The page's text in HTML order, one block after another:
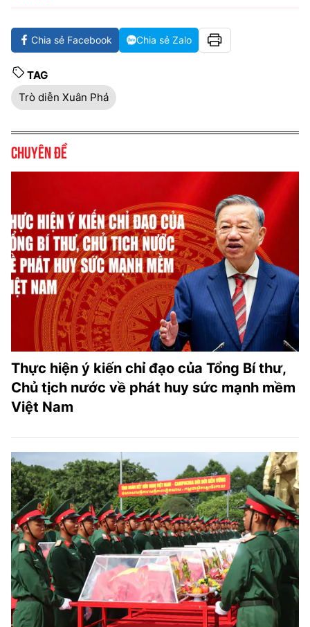
Chia sẻ Facebook Chia sẻ Zalo
TAG
Trò diễn Xuân Phả
Chuyên đề
Thực hiện ý kiến chỉ đạo của Tổng Bí thư,
Chủ tịch nước về phát huy sức mạnh mềm
Việt Nam